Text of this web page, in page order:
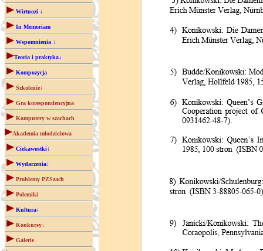
Wirtuozi ↓
In Memoriam
Wspomnienia ↓
Teoria i praktyka↓
Kompozycja
Szkolenie↓
Gra korespondencyjna
Komputery w szachach
Akademia młodzieżowa
Ciekawostki↓
Wydarzenia↓
Problemy PZSzach
Polemiki
Kultura↓
Konkursy↓
Galerie